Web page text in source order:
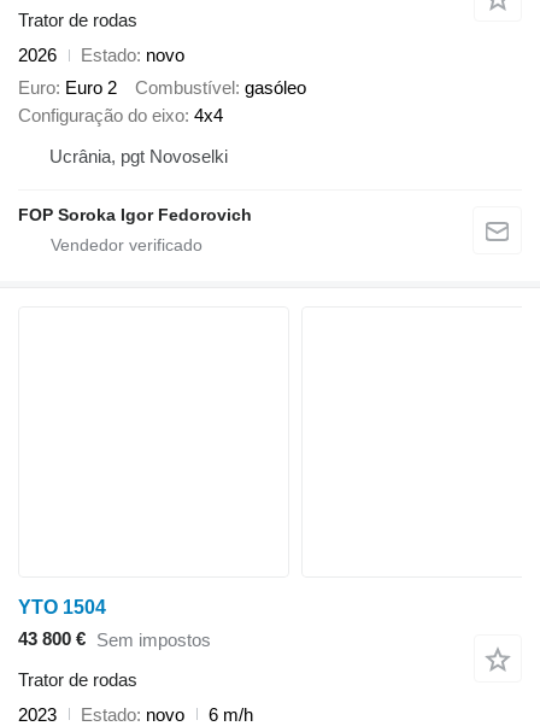
Trator de rodas
2026
Estado novo
Euro Euro 2 Combustível gasóleo
Configuração do eixo 4x4
Ucrânia, pgt Novoselki
FOP Soroka Igor Fedorovich
YTO 1504
43 800 € Sem impostos
Trator de rodas
2023
Estado novo
6 m/h